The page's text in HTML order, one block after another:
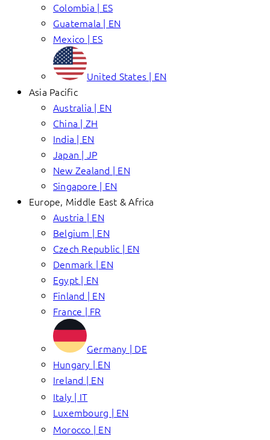
Colombia | ES
Guatemala | EN
Mexico | ES
United States | EN
Asia Pacific
Australia | EN
China | ZH
India | EN
Japan | JP
New Zealand | EN
Singapore | EN
Europe, Middle East & Africa
Austria | EN
Belgium | EN
Czech Republic | EN
Denmark | EN
Egypt | EN
Finland | EN
France | FR
Germany | DE
Hungary | EN
Ireland | EN
Italy | IT
Luxembourg | EN
Morocco | EN